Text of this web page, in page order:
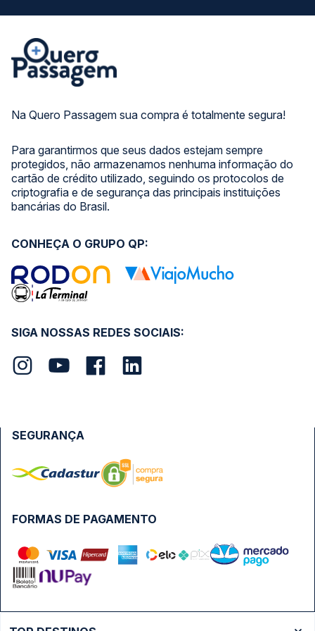
Na Quero Passagem sua compra é totalmente segura!
Para garantirmos que seus dados estejam sempre
protegidos, não armazenamos nenhuma informação do
cartão de crédito utilizado, seguindo os protocolos de
criptografia e de segurança das principais instituições
bancárias do Brasil.
SIGA NOSSAS REDES SOCIAIS:
CONHEÇA O GRUPO QP:
FORMAS DE PAGAMENTO
SEGURANÇA